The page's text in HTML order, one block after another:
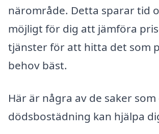
närområde. Detta sparar tid
möjligt för dig att jämföra
tjänster för att hitta det som
behov bäst.
Här är några av de saker som
dödsbostädning kan hjälpa